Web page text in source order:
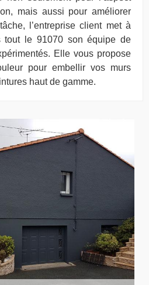
mais aussi pour améliorer
l’entreprise client met à
tout le 91070 son équipe de
Elle vous propose
pour embellir vos murs
haut de gamme.